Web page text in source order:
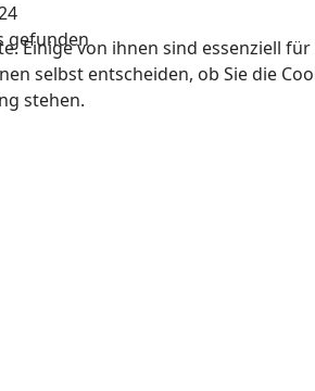
gefunden
Einige von ihnen sind essenziell
selbst entscheiden, ob Sie die
stehen.